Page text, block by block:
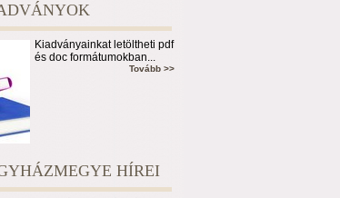
Kiadványainkat letöltheti pdf
és doc formátumokban...
Tovább >>
HÍREI